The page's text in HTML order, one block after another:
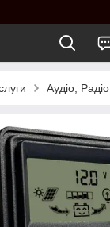
Аудіо, Радіо